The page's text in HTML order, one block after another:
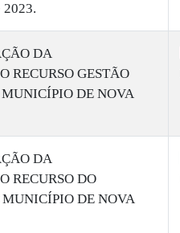
2023.
DA
RECURSO GESTÃO
DE NOVA
DA
RECURSO DO
MUNICÍPIO DE NOVA